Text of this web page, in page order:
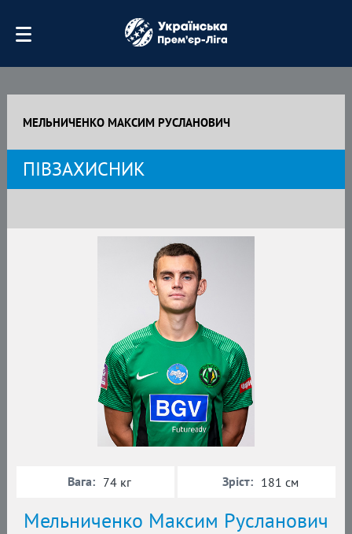
МЕЛЬНИЧЕНКО МАКСИМ РУСЛАНОВИЧ
ПІВЗАХИСНИК
Мельниченко Максим Русланович
Вага: 74 кг Зріст: 181 см